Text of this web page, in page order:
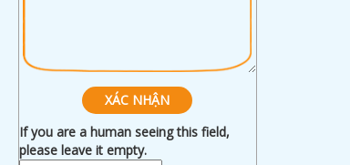
If you are a human seeing this field,
please leave it empty.